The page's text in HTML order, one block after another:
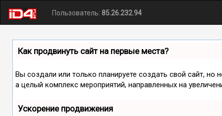
Пользователь: 85.26.232.94
Как продвинуть сайт на первые места?
Вы создали или только планируете создать свой сайт, но
а целый комплекс мероприятий, направленных на
Ускорение продвижения